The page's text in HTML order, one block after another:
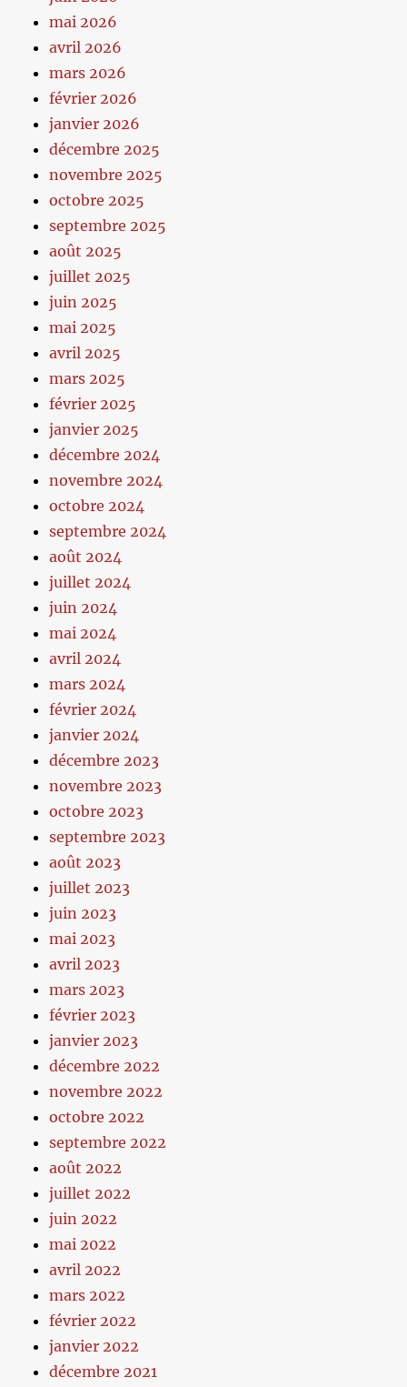
mai 2026
avril 2026
mars 2026
février 2026
janvier 2026
décembre 2025
novembre 2025
octobre 2025
septembre 2025
août 2025
juillet 2025
juin 2025
mai 2025
avril 2025
mars 2025
février 2025
janvier 2025
décembre 2024
novembre 2024
octobre 2024
septembre 2024
août 2024
juillet 2024
juin 2024
mai 2024
avril 2024
mars 2024
février 2024
janvier 2024
décembre 2023
novembre 2023
octobre 2023
septembre 2023
août 2023
juillet 2023
juin 2023
mai 2023
avril 2023
mars 2023
février 2023
janvier 2023
décembre 2022
novembre 2022
octobre 2022
septembre 2022
août 2022
juillet 2022
juin 2022
mai 2022
avril 2022
mars 2022
février 2022
janvier 2022
décembre 2021